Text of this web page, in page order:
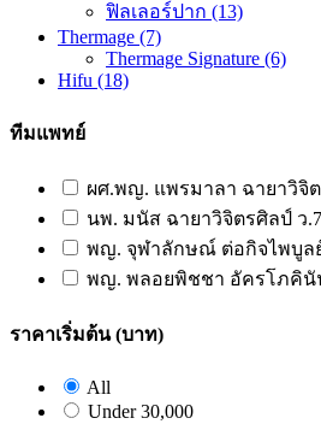
ฟิลเลอร์ปาก (13)
Thermage (7)
Thermage Signature (6)
Hifu (18)
ทีมแพทย์
ผศ.พญ. แพรมาลา ฉายาวิจิต
นพ. มนัส ฉายาวิจิตรศิลป์ ว
พญ. จุฬาลักษณ์ ต่อกิจไพบูลย์
พญ. พลอยพิชชา อัครโภคินัน
ราคาเริ่มต้น (บาท)
All
Under 30,000